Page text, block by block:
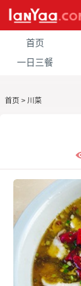
首页
一日三餐
首页 > 川菜